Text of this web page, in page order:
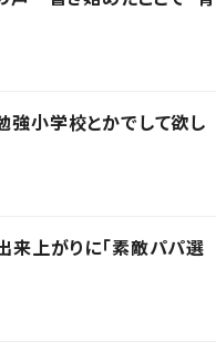
小学校とかでして欲し
上がりに「素敵パパ選